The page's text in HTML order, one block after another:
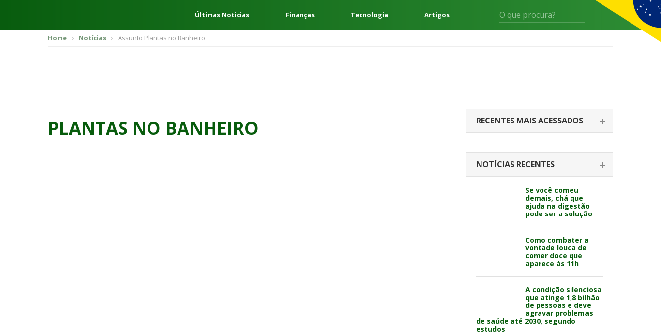
Últimas Noticias Finanças Tecnologia Artigos
Home Notícias Assunto Plantas no Banheiro
PLANTAS NO BANHEIRO RECENTES MAIS ACESSADOS
NOTÍCIAS RECENTES
Se você comeu
demais, chá que
ajuda na digestão
pode ser a solução
Como combater a
vontade louca de
comer doce que
aparece às 11h
A condição silenciosa
que atinge 1,8 bilhão
de pessoas e deve
agravar problemas
de saúde até 2030, segundo
estudos